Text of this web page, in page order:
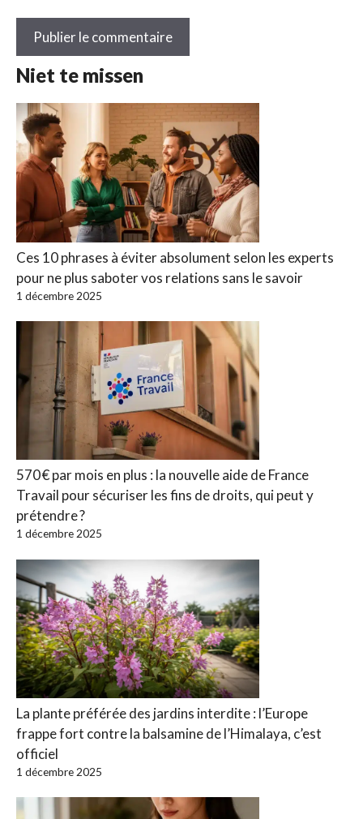
Niet te missen
Ces 10 phrases à éviter absolument selon les experts
pour ne plus saboter vos relations sans le savoir
1 décembre 2025
570 € par mois en plus : la nouvelle aide de France
Travail pour sécuriser les fins de droits, qui peut y
prétendre ?
1 décembre 2025
La plante préférée des jardins interdite : l’Europe
frappe fort contre la balsamine de l’Himalaya, c’est
officiel
1 décembre 2025